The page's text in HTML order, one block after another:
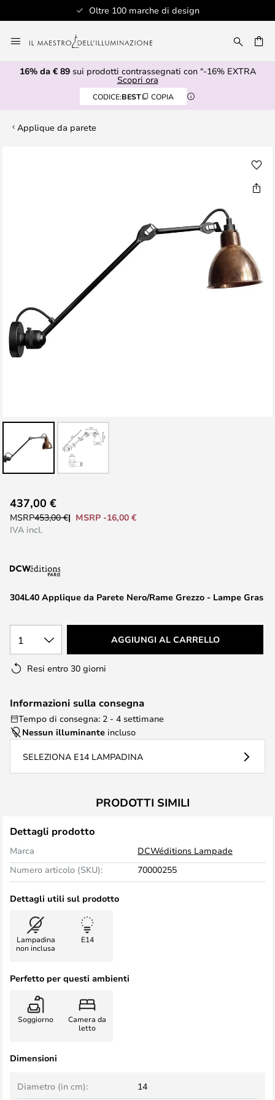
Oltre 100 marche di design
al
contenuto
16% da € 89sui prodotti contrassegnati con “-16% EXTRA
Scopri ora
CODICE:BEST COPIA
Applique da parete
all'inizio
della
immagini
304L40 Applique da Parete Nero/Rame Grezzo - Lampe Gras
437,00 €
MSRP453,00 €
MSRP -16,00 €
IVA incl.
1 AGGIUNGI AL CARRELLO
Resi entro 30 giorni
Informazioni sulla consegna
Tempo di consegna: 2 - 4 settimane
Nessun illuminante incluso
SELEZIONA E14 LAMPADINA
PRODOTTI SIMILI
Dettagli prodotto
Marca
DCWéditions Lampade
Numero articolo (SKU):
70000255
Dettagli utili sul prodotto
Lampadina
non inclusa
E14
Perfetto per questi ambienti
Soggiorno
Camera da
letto
Dimensioni
Diametro (in cm): 14